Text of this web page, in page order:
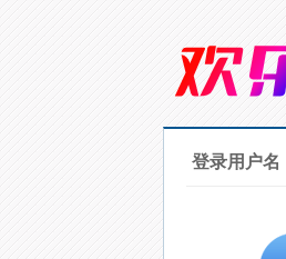
登录用户名